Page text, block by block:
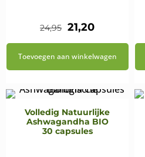
24,95 Oorspronkelijke
prijs
21,20Huidige
prijs
is:
Toevoegen aan winkelwagen
Volledig Natuurlijke
Ashwagandha BIO
30 capsules